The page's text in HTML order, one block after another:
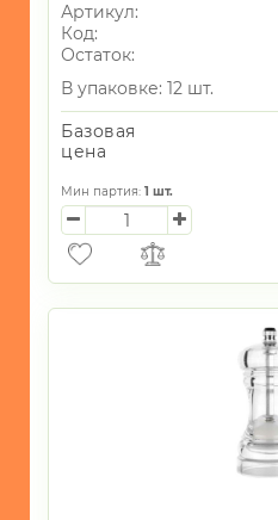
Артикул:
Код:
Остаток:
В упаковке: 12 шт.
Базовая
цена
Мин партия: 1 шт.